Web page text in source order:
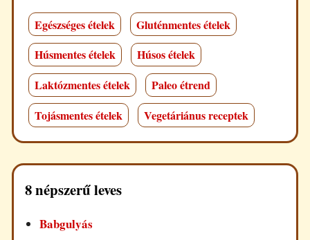
Egészséges ételek
Gluténmentes ételek
Húsmentes ételek
Húsos ételek
Laktózmentes ételek
Paleo étrend
Tojásmentes ételek
Vegetáriánus receptek
8 népszerű leves
Babgulyás